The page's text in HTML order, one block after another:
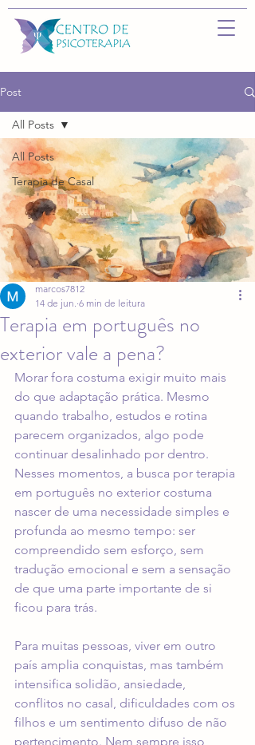
Post
All Posts
Terapia de Casal
All Posts
Terapia em português no
exterior vale a pena?
marcos7812
14 de jun. 6 min de leitura
Morar fora costuma exigir muito mais
do que adaptação prática. Mesmo
quando trabalho, estudos e rotina
parecem organizados, algo pode
continuar desalinhado por dentro.
Nesses momentos, a busca por terapia
em português no exterior costuma
nascer de uma necessidade simples e
profunda ao mesmo tempo: ser
compreendido sem esforço, sem
tradução emocional e sem a sensação
de que uma parte importante de si
ficou para trás.
Para muitas pessoas, viver em outro
país amplia conquistas, mas também
intensifica solidão, ansiedade,
conflitos no casal, dificuldades com os
filhos e um sentimento difuso de não
pertencimento. Nem sempre isso